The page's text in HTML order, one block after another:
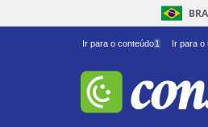
Ir para o conteúdo1 Ir para o